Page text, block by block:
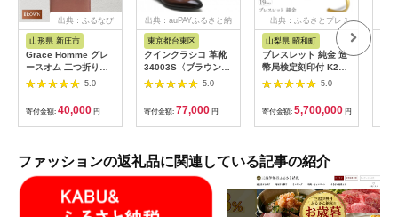
出典：ふるなび
山形県 新庄市
Grace Homme グレ
ースオム 二つ折り財
布/ブラウン 入学祝い
卒業祝い 就職祝い 退
職祝い 贈り物 贈答 ギ
フト 人気 誕生日 プレ
ゼント 母の日 父の日
0620
5.0
寄付金額: 40,000 円
出典：auPAYふるさと納
東京都台東区
クインクラシコ 革靴
34003S〈ブラウン〉
(サイズ：26.0cm)
5.0
寄付金額: 77,000 円
出典：ふるさとプレミ
アム
山梨県 昭和町
ブレスレット 純金 造
幣局検定刻印付 K24
鍛造技法 幅4㎜ 腕周
210204105s
SWAA081
5.0
寄付金額: 5,700,000 円
ファッションの返礼品に関連している記事の紹介